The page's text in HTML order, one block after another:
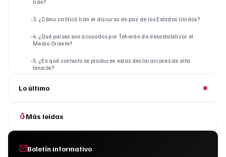
Irán?
3. ¿Cómo calificó Irán el discurso de paz de los Estados Unidos?
4. ¿Qué países son acusados por Teherán de desestabilizar el
Medio Oriente?
5. ¿En qué contexto se producen estas declaraciones de alta
tensión?
Lo último
Más leídas
Boletín informativo